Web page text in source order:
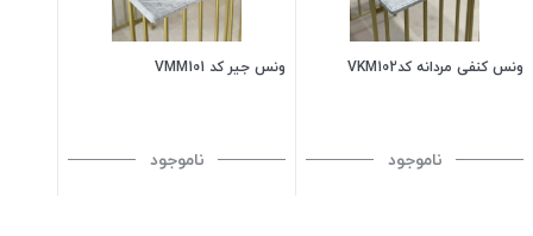
ونس کنفی مردانه کدVKM102
ناموجود
ونس جیر کد VMM101
ناموجود